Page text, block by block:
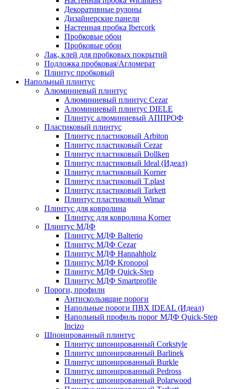
Декоративные рулоны
Дизайнерские панели
Настенная пробка Ibercork
Пробковые обои
Пробковые обои
Лак, клей для пробковых покрытий
Подложка пробковая/Агломерат
Плинтус пробковый
Напольный плинтус
Алюминиевый плинтус
Алюминиевый плинтус Cezar
Алюминиевый плинтус DIELE
Плинтус алюминиевый АППРОФ
Пластиковый плинтус
Плинтус пластиковый Arbiton
Плинтус пластиковый Cezar
Плинтус пластиковый Dollken
Плинтус пластиковый Ideal (Идеал)
Плинтус пластиковый Korner
Плинтус пластиковый T.plast
Плинтус пластиковый Tarkett
Плинтус пластиковый Wimar
Плинтус для ковролина
Плинтус для ковролина Korner
Плинтус МДФ
Плинтус МДФ Balterio
Плинтус МДФ Cezar
Плинтус МДФ Hannahholz
Плинтус МДФ Kronopol
Плинтус МДФ Quick-Step
Плинтус МДФ Smartprofile
Пороги, профили
Антискользящие пороги
Напольные пороги ПВХ IDEAL (Идеал)
Напольный профиль порог МДФ Quick-Step
Incizo
Шпонированный плинтус
Плинтус шпонированный Corkstyle
Плинтус шпонированный Barlinek
Плинтус шпонированный Burkle
Плинтус шпонированный Pedross
Плинтус шпонированный Polarwood